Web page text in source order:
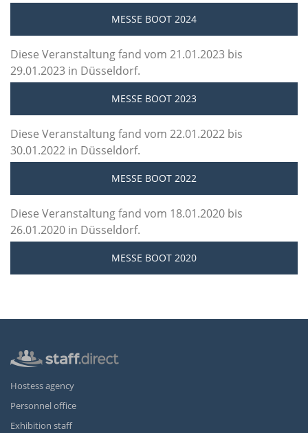
MESSE BOOT 2024
Diese Veranstaltung fand vom 21.01.2023 bis
29.01.2023 in Düsseldorf.
MESSE BOOT 2023
Diese Veranstaltung fand vom 22.01.2022 bis
30.01.2022 in Düsseldorf.
MESSE BOOT 2022
Diese Veranstaltung fand vom 18.01.2020 bis
26.01.2020 in Düsseldorf.
MESSE BOOT 2020
Hostess agency
Personnel office
Exhibition staff